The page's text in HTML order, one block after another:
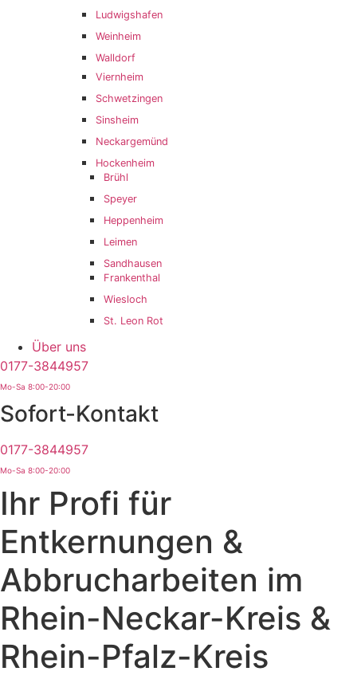
Ludwigshafen
Weinheim
Walldorf
Viernheim
Schwetzingen
Sinsheim
Neckargemünd
Hockenheim
Brühl
Speyer
Heppenheim
Leimen
Sandhausen
Frankenthal
Wiesloch
St. Leon Rot
Über uns
0177-3844957
Mo-Sa 8:00-20:00
Sofort-Kontakt
0177-3844957
Mo-Sa 8:00-20:00
Ihr Profi für
Entkernungen &
Abbrucharbeiten im
Rhein-Neckar-Kreis &
Rhein-Pfalz-Kreis